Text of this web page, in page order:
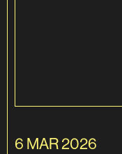
6 MAR 2026